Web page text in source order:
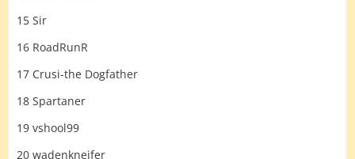
15 Sir
16 RoadRunR
17 Crusi-the Dogfather
18 Spartaner
19 vshool99
20 wadenkneifer